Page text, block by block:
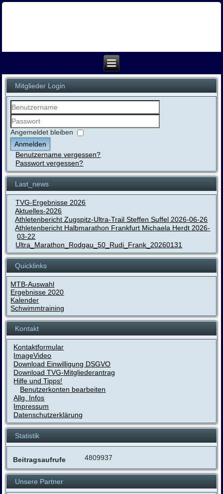
Mitglieder Login
Benutzername
Passwort
Angemeldet bleiben
Anmelden
Benutzername vergessen?
Passwort vergessen?
Last_news
TVG-Ergebnisse 2026
Aktuelles-2026
Athletenbericht Zugspitz-Ultra-Trail Steffen Suffel 2026-06-26
Athletenbericht Halbmarathon Frankfurt Michaela Herdt 2026-
03-22
Ultra_Marathon_Rodgau_50_Rudi_Frank_20260131
Quicklinks
MTB-Auswahl
Ergebnisse 2020
Kalender
Schwimmtraining
Kontakt
Kontaktformular
ImageVideo
Download Einwilligung DSGVO
Download TVG-Mitgliederantrag
Hilfe und Tipps!
Benutzerkonten bearbeiten
Allg. Infos
Impressum
Datenschutzerklärung
Statistik
Beitragsaufrufe 4809937
Unsere Partner